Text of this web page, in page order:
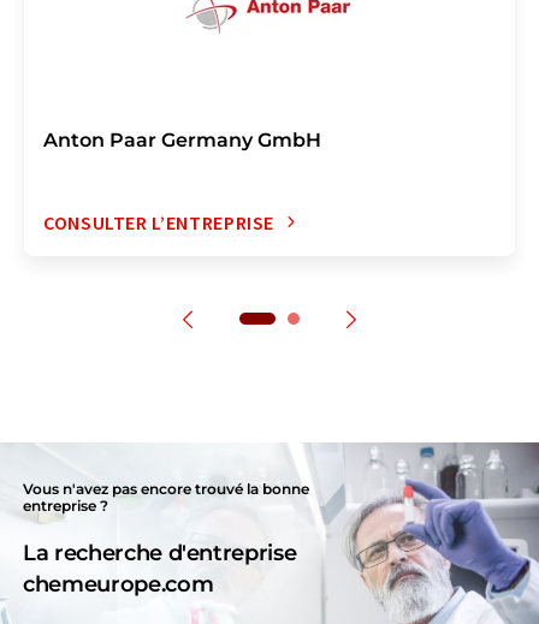
Anton Paar Germany GmbH
CONSULTER L’ENTREPRISE
Vous n'avez pas encore trouvé la bonne
entreprise ?
La recherche d'entreprise
chemeurope.com